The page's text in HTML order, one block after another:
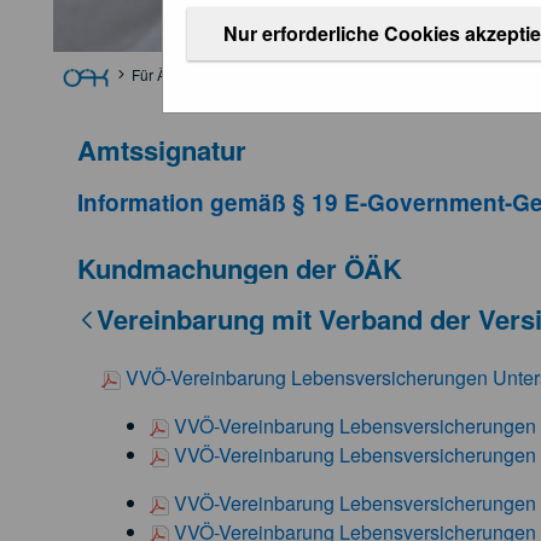
Nur erforderliche Cookies
Für Ärztinnen und Ärzte
Amtssignatur
Information gemäß § 19 E-Government-
Kundmachungen der ÖÄK
Vereinbarung mit Verband der
VVÖ-Vereinbarung Lebensversicherungen
VVÖ-Vereinbarung
VVÖ-Vereinbarung
VVÖ-Vereinbarung
VVÖ-Vereinbarung